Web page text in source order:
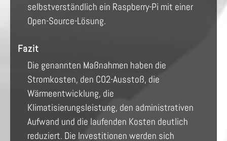
selbstverständlich ein Raspberry-Pi mit einer
Open-Source-Lösung.
Fazit
Die genannten Maßnahmen haben die
Stromkosten, den CO2-Ausstoß, die
Wärmeentwicklung, die
Klimatisierungsleistung, den administrativen
Aufwand und die laufenden Kosten deutlich
reduziert. Die Investitionen werden sich